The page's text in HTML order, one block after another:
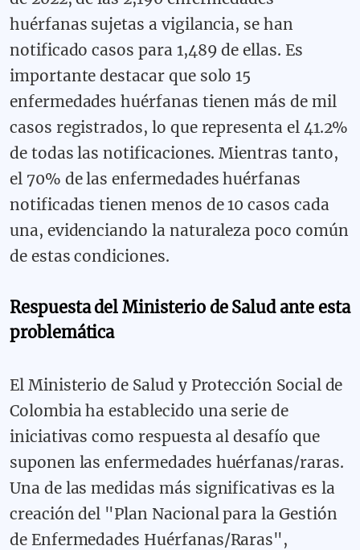
huérfanas sujetas a vigilancia, se han
notificado casos para 1,489 de ellas. Es
importante destacar que solo 15
enfermedades huérfanas tienen más de mil
casos registrados, lo que representa el 41.2%
de todas las notificaciones. Mientras tanto,
el 70% de las enfermedades huérfanas
notificadas tienen menos de 10 casos cada
una, evidenciando la naturaleza poco común
de estas condiciones.
Respuesta del Ministerio de Salud ante esta
problemática
El Ministerio de Salud y Protección Social de
Colombia ha establecido una serie de
iniciativas como respuesta al desafío que
suponen las enfermedades huérfanas/raras.
Una de las medidas más significativas es la
creación del "Plan Nacional para la Gestión
de Enfermedades Huérfanas/Raras",